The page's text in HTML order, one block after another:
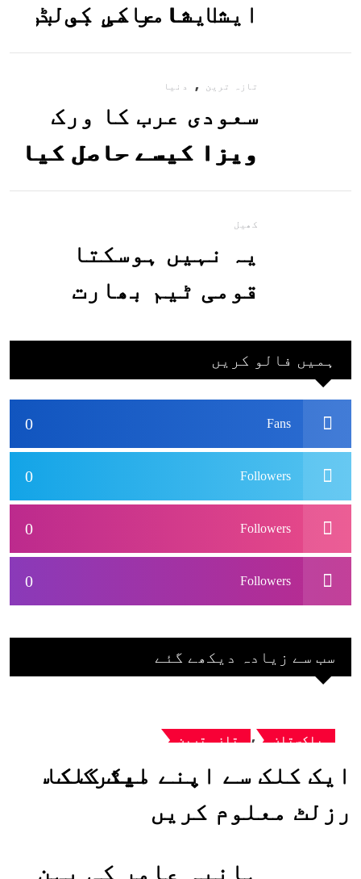
ایشا عامر کی بولڈ
تصاویر وائرل ہو
گئیں
تازہ ترین , دنیا
سعودی عرب کا ورک
ویزا کیسے حاصل کیا
جاسکتا ہے؟جانیے
کھیل
یہ نہیں ہوسکتا
قومی ٹیم بھارت
بھارتی ٹیم پاکستان
نہ آئے، محسن نقوی
ہمیں فالو کریں
0 Fans
0 Followers
0 Followers
0 Followers
سب سے زیادہ دیکھے گئے
پاکستان , تازہ ترین
ایک کلک سے اپنے میٹرک کا
رزلٹ معلوم کریں
ہانیہ عامر کی بہن